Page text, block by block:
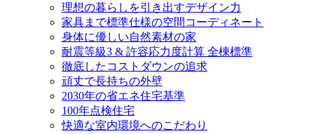
理想の暮らしを引き出すデザイン力
家具まで標準仕様の空間コーディネート
身体に優しい自然素材の家
耐震等級3 & 許容応力度計算 全棟標準
徹底したコストダウンの追求
頑丈で長持ちの外壁
2030年の省エネ住宅基準
100年点検住宅
快適な室内環境へのこだわり